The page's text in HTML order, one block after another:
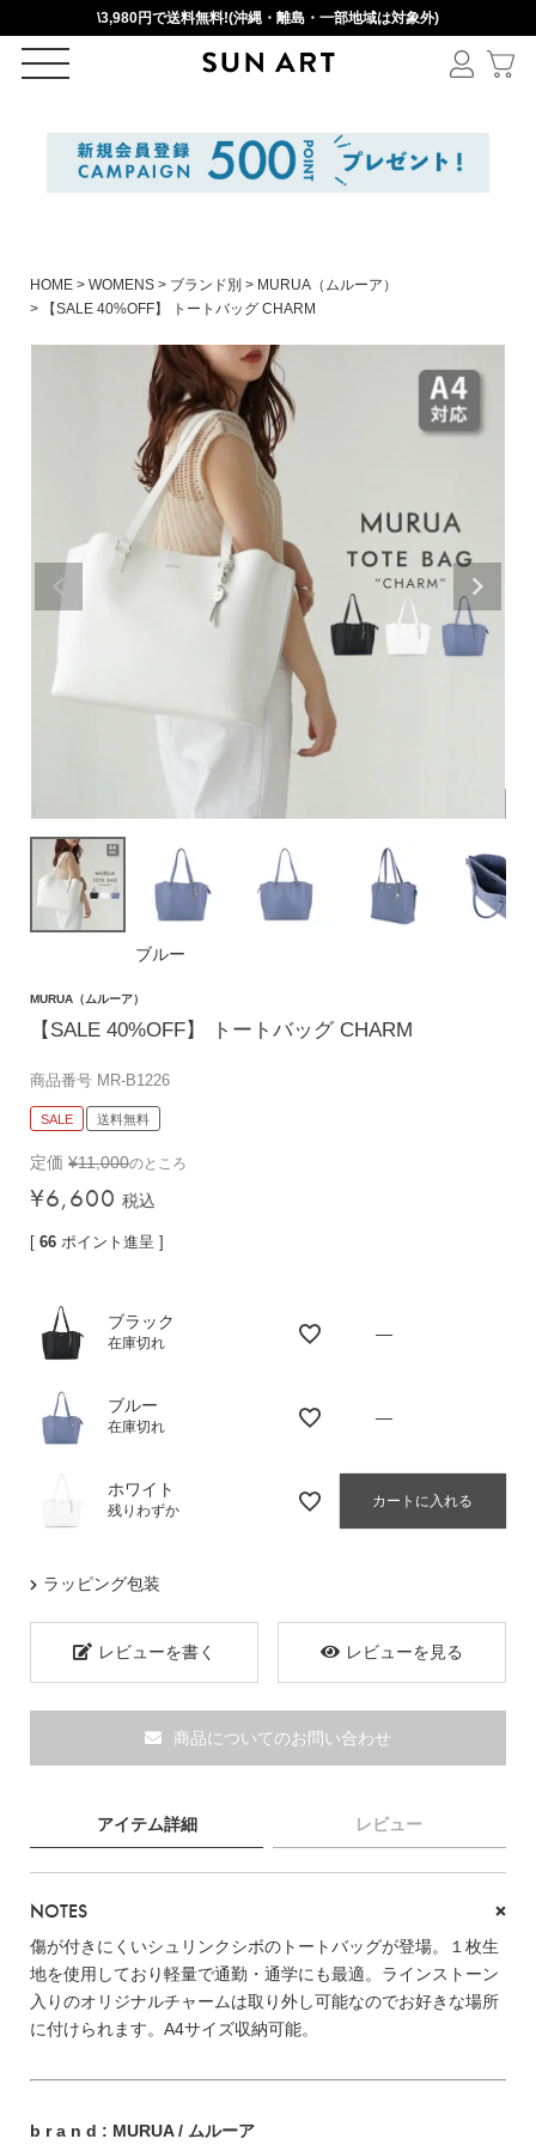
\3,980円で送料無料!(沖縄・離島・一部地域は対象外)
ログイン
絞りこみ検索
アイテムを選択
〜
円(税込)
バッグ
ショルダーバッグ
トートバッグ
リュック
財布・小物
長財布
コインケース
名刺入れ・カードケース
キーケース
スマホショルダー
ブランド
TOPICS
HOME WOMENS ブランド別
MURUA（ムルーア）
【SALE 40%OFF】 トートバッグ CHARM
ブルー
MURUA（ムルーア）
【SALE 40%OFF】 トートバッグ CHARM
商品番号 MR-B1226
SALE 送料無料
定価 ¥11,000のところ
¥6,600 税込
[ 66 ポイント進呈 ]
ブラック
在庫切れ
—
ブルー
在庫切れ
—
ホワイト
残りわずか
カートに入れる
ラッピング包装
レビューを書く レビューを見る
商品についてのお問い合わせ
アイテム詳細 レビュー
NOTES
傷が付きにくいシュリンクシボのトートバッグが登場。１枚生
地を使用しており軽量で通勤・通学にも最適。ラインストーン
入りのオリジナルチャームは取り外し可能なのでお好きな場所
に付けられます。A4サイズ収納可能。
b r a n d : MURUA / ムルーア